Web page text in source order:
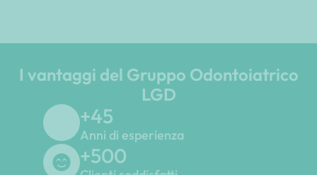
I vantaggi del Gruppo Odontoiatrico
LGD
+45
Anni di esperienza
+500